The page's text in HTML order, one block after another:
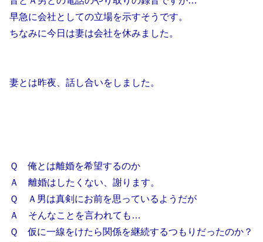
早急に会社としての立場を示すそうです。
ちなみに今日は妻は会社を休みました。
妻とは昨夜、話し合いをしました。
Ｑ 俺とは離婚を希望するのか
Ａ 離婚はしたくない、謝ります。
Ｑ Ａ男は真剣にお前を思っているようだが
Ａ そんなことを言われても…
Ｑ 仮に一線をけたら関係を継続するつもりだったのか？